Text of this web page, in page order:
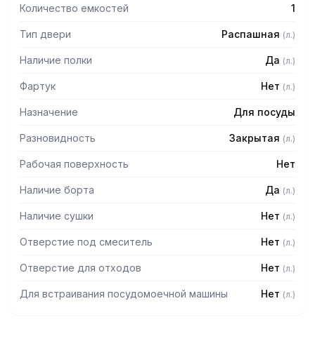
Количество емкостей 1
Тип двери Распашная (л.)
Наличие полки Да (л.)
Фартук Нет (л.)
Назначение Для посуды
Разновидность Закрытая (л.)
Рабочая поверхность Нет
Наличие борта Да (л.)
Наличие сушки Нет (л.)
Отверстие под смеситель Нет (л.)
Отверстие для отходов Нет (л.)
Для встраивания посудомоечной машины Нет (л.)